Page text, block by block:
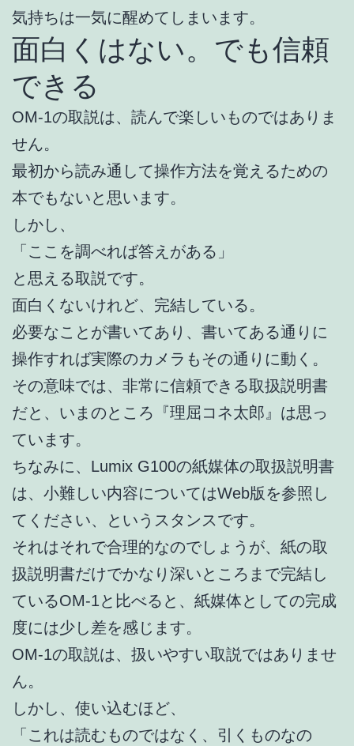
気持ちは一気に醒めてしまいます。
面白くはない。でも信頼
できる
OM-1の取説は、読んで楽しいものではありま
せん。
最初から読み通して操作方法を覚えるための
本でもないと思います。
しかし、
「ここを調べれば答えがある」
と思える取説です。
面白くないけれど、完結している。
必要なことが書いてあり、書いてある通りに
操作すれば実際のカメラもその通りに動く。
その意味では、非常に信頼できる取扱説明書
だと、いまのところ『理屈コネ太郎』は思っ
ています。
ちなみに、Lumix G100の紙媒体の取扱説明書
は、小難しい内容についてはWeb版を参照し
てください、というスタンスです。
それはそれで合理的なのでしょうが、紙の取
扱説明書だけでかなり深いところまで完結し
ているOM-1と比べると、紙媒体としての完成
度には少し差を感じます。
OM-1の取説は、扱いやすい取説ではありませ
ん。
しかし、使い込むほど、
「これは読むものではなく、引くものなの